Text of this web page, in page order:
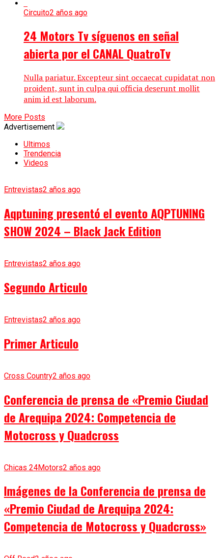
Circuito2 años ago
24 Motors Tv síguenos en señal
abierta por el CANAL QuatroTv
Nulla pariatur. Excepteur sint occaecat cupidatat non
proident, sunt in culpa qui officia deserunt mollit
anim id est laborum.
More Posts
Advertisement
Ultimos
Trendencia
Videos
Entrevistas2 años ago
Aqptuning presentó el evento AQPTUNING
SHOW 2024 – Black Jack Edition
Entrevistas2 años ago
Segundo Articulo
Entrevistas2 años ago
Primer Articulo
Cross Country2 años ago
Conferencia de prensa de «Premio Ciudad
de Arequipa 2024: Competencia de
Motocross y Quadcross
Chicas 24Motors2 años ago
Imágenes de la Conferencia de prensa de
«Premio Ciudad de Arequipa 2024:
Competencia de Motocross y Quadcross»